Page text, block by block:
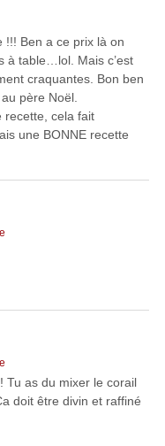
!!! Ben a ce prix là on
à table…lol. Mais c’est
craquantes. Bon ben
père Noël.
recette, cela fait
une BONNE recette
Tu as du mixer le corail
doit être divin et raffiné